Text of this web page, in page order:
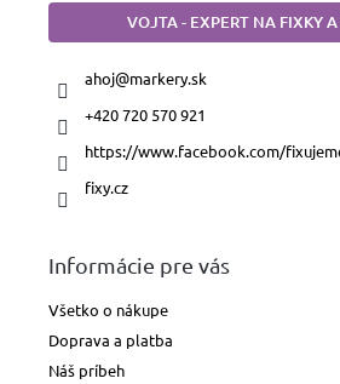
VOJTA - EXPERT NA FIXKY A
ahoj@markery.sk
+420 720 570 921
https://www.facebook.com/
fixy.cz
Informácie pre vás
Všetko o nákupe
Doprava a platba
Náš príbeh